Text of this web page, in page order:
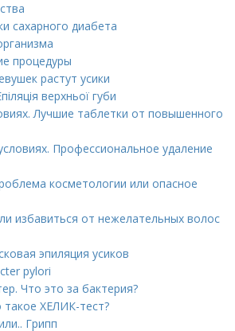
сахарного диабета
процедуры
растут усики
верхньої губи
Лучшие таблетки от повышенного
Профессиональное удаление
косметологии или опасное
избавиться от нежелательных волос
эпиляция усиков
pylori
Что это за бактерия?
такое ХЕЛИК-тест?
Грипп